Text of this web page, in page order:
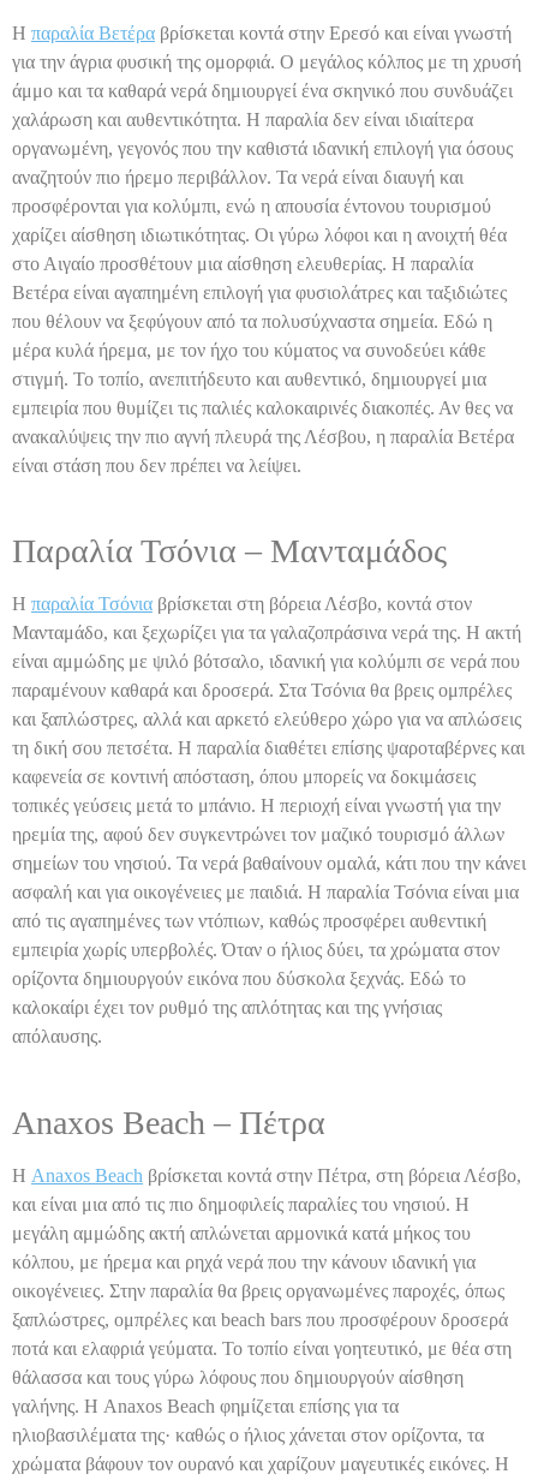
Η παραλία Βετέρα βρίσκεται κοντά στην Ερεσό και είναι γνωστή
για την άγρια φυσική της ομορφιά. Ο μεγάλος κόλπος με τη χρυσή
άμμο και τα καθαρά νερά δημιουργεί ένα σκηνικό που συνδυάζει
χαλάρωση και αυθεντικότητα. Η παραλία δεν είναι ιδιαίτερα
οργανωμένη, γεγονός που την καθιστά ιδανική επιλογή για όσους
αναζητούν πιο ήρεμο περιβάλλον. Τα νερά είναι διαυγή και
προσφέρονται για κολύμπι, ενώ η απουσία έντονου τουρισμού
χαρίζει αίσθηση ιδιωτικότητας. Οι γύρω λόφοι και η ανοιχτή θέα
στο Αιγαίο προσθέτουν μια αίσθηση ελευθερίας. Η παραλία
Βετέρα είναι αγαπημένη επιλογή για φυσιολάτρες και ταξιδιώτες
που θέλουν να ξεφύγουν από τα πολυσύχναστα σημεία. Εδώ η
μέρα κυλά ήρεμα, με τον ήχο του κύματος να συνοδεύει κάθε
στιγμή. Το τοπίο, ανεπιτήδευτο και αυθεντικό, δημιουργεί μια
εμπειρία που θυμίζει τις παλιές καλοκαιρινές διακοπές. Αν θες να
ανακαλύψεις την πιο αγνή πλευρά της Λέσβου, η παραλία Βετέρα
είναι στάση που δεν πρέπει να λείψει.
Παραλία Τσόνια – Μανταμάδος
Η παραλία Τσόνια βρίσκεται στη βόρεια Λέσβο, κοντά στον
Μανταμάδο, και ξεχωρίζει για τα γαλαζοπράσινα νερά της. Η ακτή
είναι αμμώδης με ψιλό βότσαλο, ιδανική για κολύμπι σε νερά που
παραμένουν καθαρά και δροσερά. Στα Τσόνια θα βρεις ομπρέλες
και ξαπλώστρες, αλλά και αρκετό ελεύθερο χώρο για να απλώσεις
τη δική σου πετσέτα. Η παραλία διαθέτει επίσης ψαροταβέρνες και
καφενεία σε κοντινή απόσταση, όπου μπορείς να δοκιμάσεις
τοπικές γεύσεις μετά το μπάνιο. Η περιοχή είναι γνωστή για την
ηρεμία της, αφού δεν συγκεντρώνει τον μαζικό τουρισμό άλλων
σημείων του νησιού. Τα νερά βαθαίνουν ομαλά, κάτι που την κάνει
ασφαλή και για οικογένειες με παιδιά. Η παραλία Τσόνια είναι μια
από τις αγαπημένες των ντόπιων, καθώς προσφέρει αυθεντική
εμπειρία χωρίς υπερβολές. Όταν ο ήλιος δύει, τα χρώματα στον
ορίζοντα δημιουργούν εικόνα που δύσκολα ξεχνάς. Εδώ το
καλοκαίρι έχει τον ρυθμό της απλότητας και της γνήσιας
απόλαυσης.
Anaxos Beach – Πέτρα
Η Anaxos Beach βρίσκεται κοντά στην Πέτρα, στη βόρεια Λέσβο,
και είναι μια από τις πιο δημοφιλείς παραλίες του νησιού. Η
μεγάλη αμμώδης ακτή απλώνεται αρμονικά κατά μήκος του
κόλπου, με ήρεμα και ρηχά νερά που την κάνουν ιδανική για
οικογένειες. Στην παραλία θα βρεις οργανωμένες παροχές, όπως
ξαπλώστρες, ομπρέλες και beach bars που προσφέρουν δροσερά
ποτά και ελαφριά γεύματα. Το τοπίο είναι γοητευτικό, με θέα στη
θάλασσα και τους γύρω λόφους που δημιουργούν αίσθηση
γαλήνης. Η Anaxos Beach φημίζεται επίσης για τα
ηλιοβασιλέματα της· καθώς ο ήλιος χάνεται στον ορίζοντα, τα
χρώματα βάφουν τον ουρανό και χαρίζουν μαγευτικές εικόνες. Η